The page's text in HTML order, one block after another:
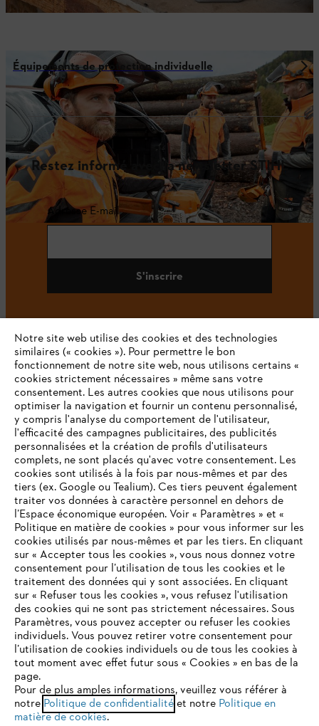
Équipements de protection individuelle
Restez informé avec la newsletter STIHL
Adresse E-mail
S'inscrire
#STIHL
L'Entreprise
STIHL FAQ
Contact
Politique de protection des données
Mentions légales Utilisation des cookies
VOTRE NAVIGATEUR INTERNET
N'EST PLUS PRIS EN CHARGE
Vous utilisez un navigateur Internet que nous ne prenons plus
en charge, et certaines fonctionnalités de notre site ne
peuvent fonctionner correctement. Pour une utilisation
optimale de notre site, nous vous recommandons de passer à
l'un des navigateurs suivants :
Notre site web utilise des cookies et des technologies
similaires (« cookies »). Pour permettre le bon
fonctionnement de notre site web, nous utilisons certains «
cookies strictement nécessaires » même sans votre
consentement. Les autres cookies que nous utilisons pour
optimiser la navigation et fournir un contenu personnalisé,
y compris l'analyse du comportement de l'utilisateur,
l'efficacité des campagnes publicitaires, des publicités
personnalisées et la création de profils d'utilisateurs
complets, ne sont placés qu'avec votre consentement. Les
cookies sont utilisés à la fois par nous-mêmes et par des
tiers (ex. Google ou Tealium). Ces tiers peuvent également
traiter vos données à caractère personnel en dehors de
l’Espace économique européen. Voir « Paramètres » et «
Politique en matière de cookies » pour vous informer sur les
cookies utilisés par nous-mêmes et par les tiers. En cliquant
sur « Accepter tous les cookies », vous nous donnez votre
consentement pour l’utilisation de tous les cookies et le
traitement des données qui y sont associées. En cliquant
sur « Refuser tous les cookies », vous refusez l'utilisation
des cookies qui ne sont pas strictement nécessaires. Sous
Paramètres, vous pouvez accepter ou refuser les cookies
individuels. Vous pouvez retirer votre consentement pour
l’utilisation de cookies individuels ou de tous les cookies à
tout moment avec effet futur sous « Cookies » en bas de la
page.
Pour de plus amples informations, veuillez vous référer à
notre Politique de confidentialitéet notre Politique en
matière de cookies.